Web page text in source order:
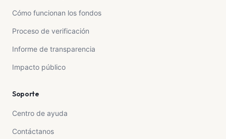
Cómo funcionan los fondos
Proceso de verificación
Informe de transparencia
Impacto público
Soporte
Centro de ayuda
Contáctanos